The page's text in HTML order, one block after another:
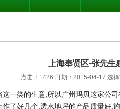
上海奉贤区-张先生
点击：1426 日期：2015-04-17 选择
一类的生意,所以广州玛贝这家公
了好几个,透水地坪的产品质量好,